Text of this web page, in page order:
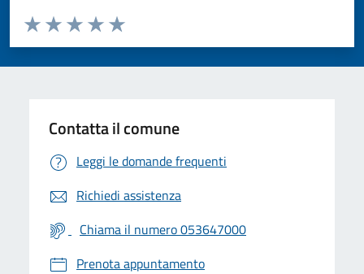
Valuta da 1 a 5 stelle la pagina
Valuta 5 stelle su 5
Valuta 4 stelle su 5
Valuta 3 stelle su 5
Valuta 2 stelle su 5
Valuta 1 stelle su 5
Contatta il comune
Leggi le domande frequenti
Richiedi assistenza
Chiama il numero 053647000
Prenota appuntamento